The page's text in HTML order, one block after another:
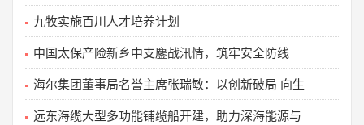
声明
2024-03-21
国家市场监督管理总局直属单位收费公示表
2024-01-02
中国质量万里行促进会招聘启事
九牧实施百川人才培养计划
中国太保产险新乡中支鏖战汛情，筑牢安全防线
海尔集团董事局名誉主席张瑞敏：以创新破局 向生
远东海缆大型多功能铺缆船开建，助力深海能源与